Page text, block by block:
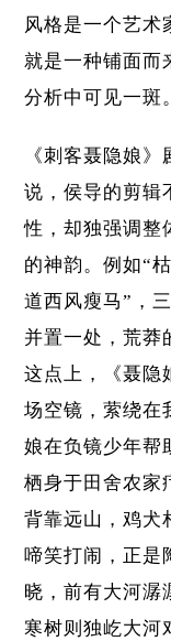
风格是一个艺术
就是一种铺面而
分析中可见一斑。
《刺客聂隐娘
说，侯导的剪辑
性，却独强调整
的神韵。例如“
道西风瘦马”，
并置一处，荒莽
这点上，《聂隐
场空镜，萦绕在
娘在负镜少年帮
栖身于田舍农家
背靠远山，鸡犬
啼笑打闹，正是
晓，前有大河潺
寒树则独屹大河